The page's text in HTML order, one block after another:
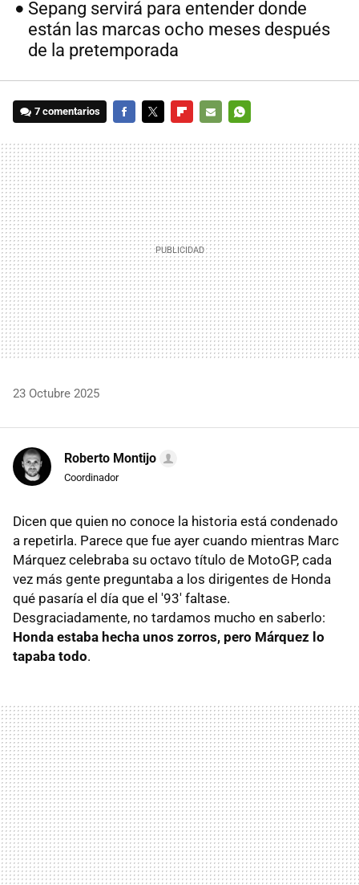
Sepang servirá para entender donde
están las marcas ocho meses después
de la pretemporada
7 comentarios
MAIL
23 Octubre 2025
Roberto Montijo
Coordinador
Dicen que quien no conoce la historia está condenado
a repetirla. Parece que fue ayer cuando mientras Marc
Márquez celebraba su octavo título de MotoGP, cada
vez más gente preguntaba a los dirigentes de Honda
qué pasaría el día que el '93' faltase.
Desgraciadamente, no tardamos mucho en saberlo:
Honda estaba hecha unos zorros, pero Márquez lo
tapaba todo.